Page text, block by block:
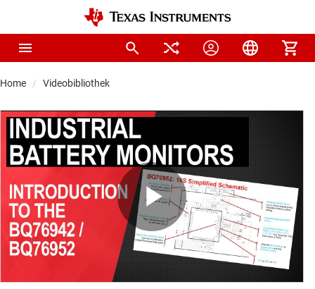
Home Videobibliothek
Play